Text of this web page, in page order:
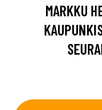
MARKKU